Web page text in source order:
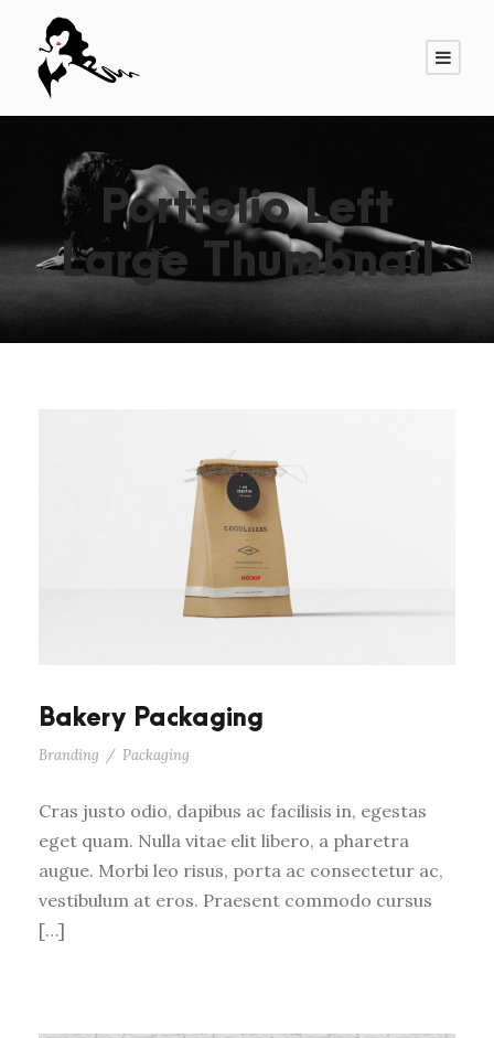
Portfolio Left
Large Thumbnail
Bakery Packaging
Branding / Packaging
Cras justo odio, dapibus ac facilisis in, egestas
eget quam. Nulla vitae elit libero, a pharetra
augue. Morbi leo risus, porta ac consectetur ac,
vestibulum at eros. Praesent commodo cursus
[…]